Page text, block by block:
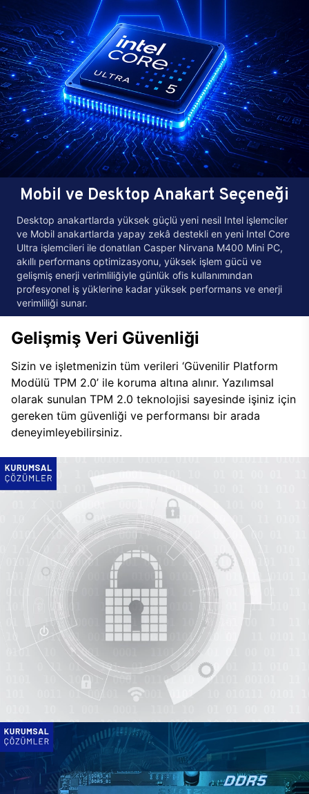
Mobil ve Desktop Anakart Seçeneği
Desktop anakartlarda yüksek güçlü yeni nesil Intel işlemciler
ve Mobil anakartlarda yapay zekâ destekli en yeni Intel Core
Ultra işlemcileri ile donatılan Casper Nirvana M400 Mini PC,
akıllı performans optimizasyonu, yüksek işlem gücü ve
gelişmiş enerji verimliliğiyle günlük ofis kullanımından
profesyonel iş yüklerine kadar yüksek performans ve enerji
verimliliği sunar.
Gelişmiş Veri Güvenliği
Sizin ve işletmenizin tüm verileri ‘Güvenilir Platform
Modülü TPM 2.0’ ile koruma altına alınır. Yazılımsal
olarak sunulan TPM 2.0 teknolojisi sayesinde işiniz için
gereken tüm güvenliği ve performansı bir arada
deneyimleyebilirsiniz.